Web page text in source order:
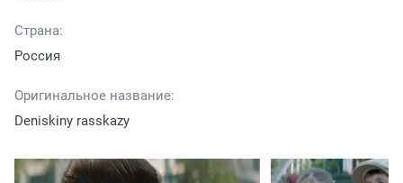
Страна:
Россия
Оригинальное название:
Deniskiny rasskazy